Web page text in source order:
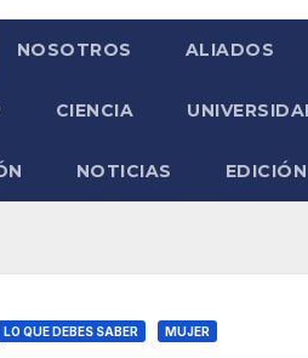
NOSOTROS ALIADOS
CIENCIA
NOTICIAS
LO QUE DEBES SABER MUJER